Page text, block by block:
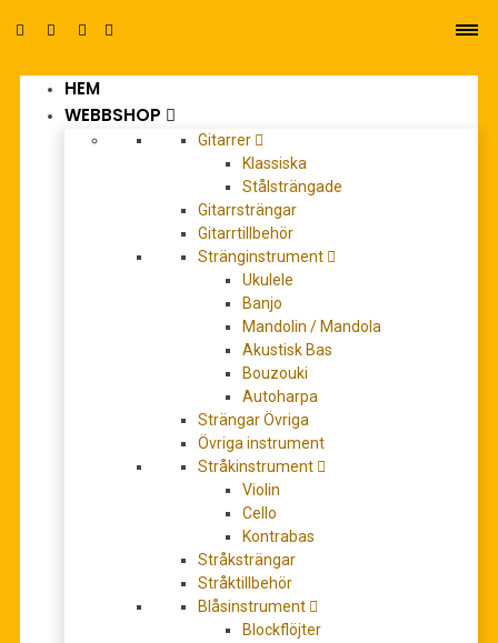
HEM
WEBBSHOP
Gitarrer
Klassiska
Stålsträngade
Gitarrsträngar
Gitarrtillbehör
Stränginstrument
Ukulele
Banjo
Mandolin / Mandola
Akustisk Bas
Bouzouki
Autoharpa
Strängar Övriga
Övriga instrument
Stråkinstrument
Violin
Cello
Kontrabas
Stråksträngar
Stråktillbehör
Blåsinstrument
Blockflöjter
Rejcha,
Antonín:
Symphonie
Es-Dur op. 41
0out of 5
225,00
leveranstid 5-7 dagar
Antal